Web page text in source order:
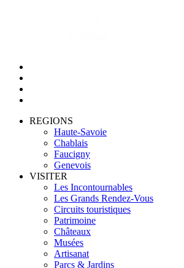
REGIONS
Haute-Savoie
Chablais
Faucigny
Genevois
VISITER
Les Incontournables
Les Grands Rendez-Vous
Circuits touristiques
Patrimoine
Châteaux
Musées
Artisanat
Parcs & Jardins